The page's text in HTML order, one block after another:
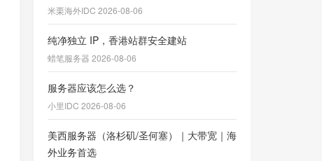
米栗海外IDC 2026-08-06
纯净独立 IP，香港站群安全建站
蜡笔服务器 2026-08-06
服务器应该怎么选？
小里IDC 2026-08-06
美西服务器（洛杉矶/圣何塞）｜大带宽｜海
外业务首选